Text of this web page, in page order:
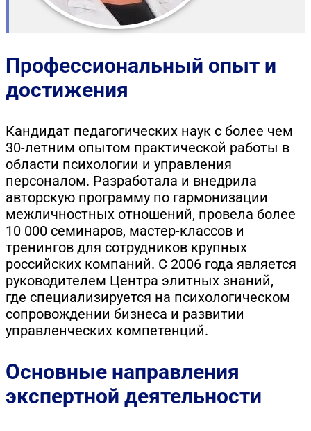
Профессиональный опыт и
достижения
Кандидат педагогических наук с более чем
30-летним опытом практической работы в
области психологии и управления
персоналом. Разработала и внедрила
авторскую программу по гармонизации
межличностных отношений, провела более
10 000 семинаров, мастер-классов и
тренингов для сотрудников крупных
российских компаний. С 2006 года является
руководителем Центра элитных знаний,
где специализируется на психологическом
сопровождении бизнеса и развитии
управленческих компетенций.
Основные направления
экспертной деятельности